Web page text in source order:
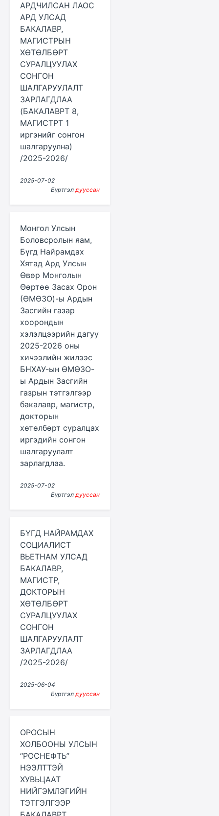
АРДЧИЛСАН ЛАОС
АРД УЛСАД
БАКАЛАВР,
МАГИСТРЫН
ХӨТӨЛБӨРТ
СУРАЛЦУУЛАХ
СОНГОН
ШАЛГАРУУЛАЛТ
ЗАРЛАГДЛАА
(БАКАЛАВРТ 8,
МАГИСТРТ 1
иргэнийг сонгон
шалгаруулна)
/2025-2026/
2025-07-02
Бүртгэлдууссан
Монгол Улсын
Боловсролын яам,
Бүгд Найрамдах
Хятад Ард Улсын
Өвөр Монголын
Өөртөө Засах Орон
(ӨМӨЗО)-ы Ардын
Засгийн газар
хоорондын
хэлэлцээрийн дагуу
2025-2026 оны
хичээлийн жилээс
БНХАУ-ын ӨМӨЗО-
ы Ардын Засгийн
газрын тэтгэлгээр
бакалавр, магистр,
докторын
хөтөлбөрт суралцах
иргэдийн сонгон
шалгаруулалт
зарлагдлаа.
2025-07-02
Бүртгэлдууссан
БҮГД НАЙРАМДАХ
СОЦИАЛИСТ
ВЬЕТНАМ УЛСАД
БАКАЛАВР,
МАГИСТР,
ДОКТОРЫН
ХӨТӨЛБӨРТ
СУРАЛЦУУЛАХ
СОНГОН
ШАЛГАРУУЛАЛТ
ЗАРЛАГДЛАА
/2025-2026/
2025-06-04
Бүртгэлдууссан
ОРОСЫН
ХОЛБООНЫ УЛСЫН
“РОСНЕФТЬ”
НЭЭЛТТЭЙ
ХУВЬЦААТ
НИЙГЭМЛЭГИЙН
ТЭТГЭЛГЭЭР